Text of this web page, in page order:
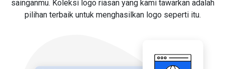
sainganmu. Koleksi logo riasan yang kami tawarkan adalah
pilihan terbaik untuk menghasilkan logo seperti itu.